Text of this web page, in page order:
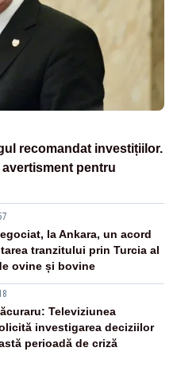
recomandat investițiilor.
pentru
la Ankara, un acord
tranzitului prin Turcia al
ovine și bovine
Televiziunea
investigarea deciziilor
perioadă de criză